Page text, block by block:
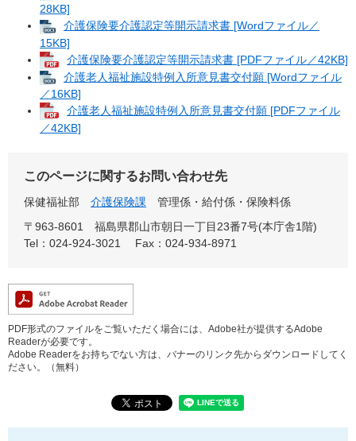
28KB]
介護保険要介護認定等開示請求書 [Wordファイル／
15KB]
介護保険要介護認定等開示請求書 [PDFファイル／42KB]
介護老人福祉施設特例入所意見書交付願 [Wordファイル
／16KB]
介護老人福祉施設特例入所意見書交付願 [PDFファイル
／42KB]
このページに関するお問い合わせ先
保健福祉部 介護保険課
管理係・給付係・保険料係
〒963-8601
福島県郡山市朝日一丁目23番7号(本庁舎1階)
Tel：024-924-3021
Fax：024-934-8971
PDF形式のファイルをご覧いただく場合には、Adobe社が提供するAdobe
Readerが必要です。
Adobe Readerをお持ちでない方は、バナーのリンク先からダウンロードしてく
ださい。（無料）